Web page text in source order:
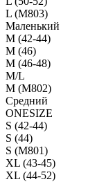
L (M803)
Маленький
М (42-44)
M (46)
M (46-48)
M/L
M (M802)
Средний
ONESIZE
S (42-44)
S (44)
S (M801)
XL (43-45)
XL (44-52)